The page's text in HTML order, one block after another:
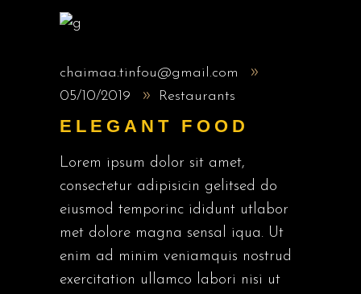
chaimaa.tinfou@gmail.com
05/10/2019
Restaurants
ELEGANT FOOD
Lorem ipsum dolor sit amet,
consectetur adipisicin gelitsed do
eiusmod temporinc ididunt utlabor
met dolore magna sensal iqua. Ut
enim ad minim veniamquis nostrud
exercitation ullamco labori nisi ut